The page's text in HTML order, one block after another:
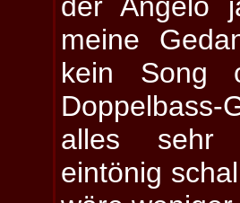
der Angelo
meine
kein Song
alles sehr
eintönig